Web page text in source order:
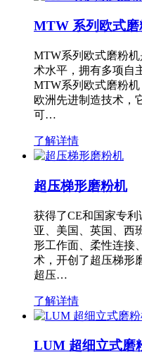
MTW 系列欧式磨
MTW系列欧式磨粉
术水平，拥有多项自
MTW系列欧式磨粉
欧洲先进制造技术，
可…
了解详情
超压梯形磨粉机
获得了CE和国家专
亚、美国、英国、西
形工作面、柔性连接
术，开创了超压梯形
超压…
了解详情
LUM 超细立式磨